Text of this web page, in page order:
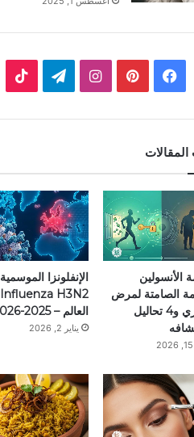
ب
ك
ب
ت
ي
ر
س
ا
ت
ق
ر
ا
م
ق
ر
ا
م
k
T
o
الأنسولين
الصامتة لمرض
السكري و4 تحاليل
الإنفلونزا الموسمية
العالم – 2025-2026
يناير 2, 2026